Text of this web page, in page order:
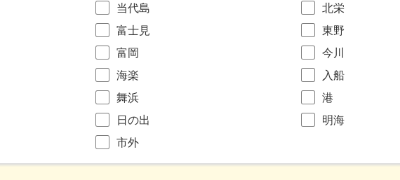
当代島
北栄
富士見
東野
富岡
今川
海楽
入船
舞浜
港
日の出
明海
市外